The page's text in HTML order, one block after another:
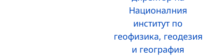
Националния
институт по
геофизика, геодезия
и география